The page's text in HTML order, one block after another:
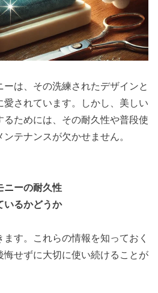
は、その洗練されたデザインと
されています。しかし、美しい
るためには、その耐久性や普段使
テナンスが欠かせません。
ニーの耐久性
いるかどうか
す。これらの情報を知っておく
悔せずに大切に使い続けることが